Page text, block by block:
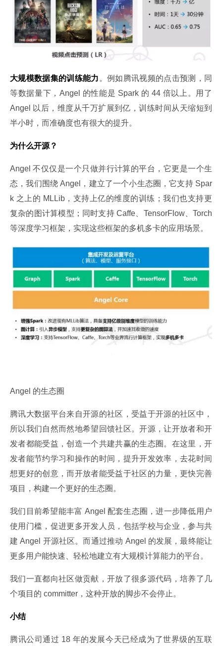
大规模数据集的训练能力 。例如腾讯视频的点击预测，同
等数据量下，Angel 的性能是 Spark 的 44 倍以上。用了
Angel 以后，维度从千万扩展到亿，训练时间从天缩短到
半小时，而准确度也有很大的提升。
为什么开源？
Angel 不仅仅是一个只做并行计算的平台，它更是一个生
态，我们围绕 Angel，建立了一个小生态圈，它支持 Spar
k 之上的 MLLib，支持上亿的维度的训练；我们也支持更
复杂的图计算模型；同时支持 Caffe、TensorFlow、Torch
等深度学习框架，实现这些框架的多机多卡的应用场景。
Angel 的生态圈
腾讯大数据平台来自开源的社区，受益于开源的社区中，
所以我们自然而然地希望回馈社区。开源，让开放者和开
发者都能受益，创造一个共建共赢的生态圈。在这里，开
发者能节约学习和操作的时间，提升开发效率，去花时间
想更好的创意，而开放者能受益于社区的力量，更快完善
项目，构建一个更好的生态圈。
我们目前希望能丰富 Angel 配套生态圈，进一步降低用户
使用门槛，促进更多开发人员，包括学校与企业，参与共
建 Angel 开源社区。而通过推动 Angel 的发展，最终能让
更多用户能快速、轻松地建立有大规模计算能力的平台。
我们一直都向社区做贡献，开放了很多源代码，培养了几
个项目的 committer，这种开放的脚步不会停止。
小结
腾讯公司通过 18 年的发展今天已经成为了世界级的互联